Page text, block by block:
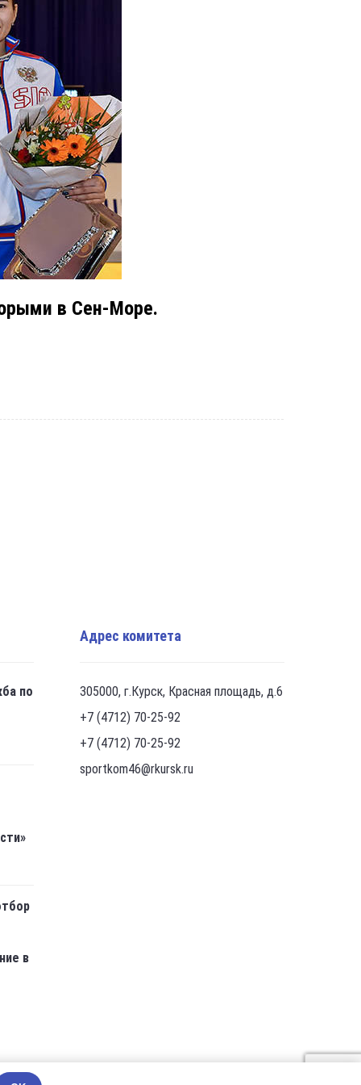
в Сен-Море.
по
в
Адрес комитета
305000, г.Курск, Красная площадь, д.6
+7 (4712) 70-25-92
+7 (4712) 70-25-92
sportkom46@rkursk.ru